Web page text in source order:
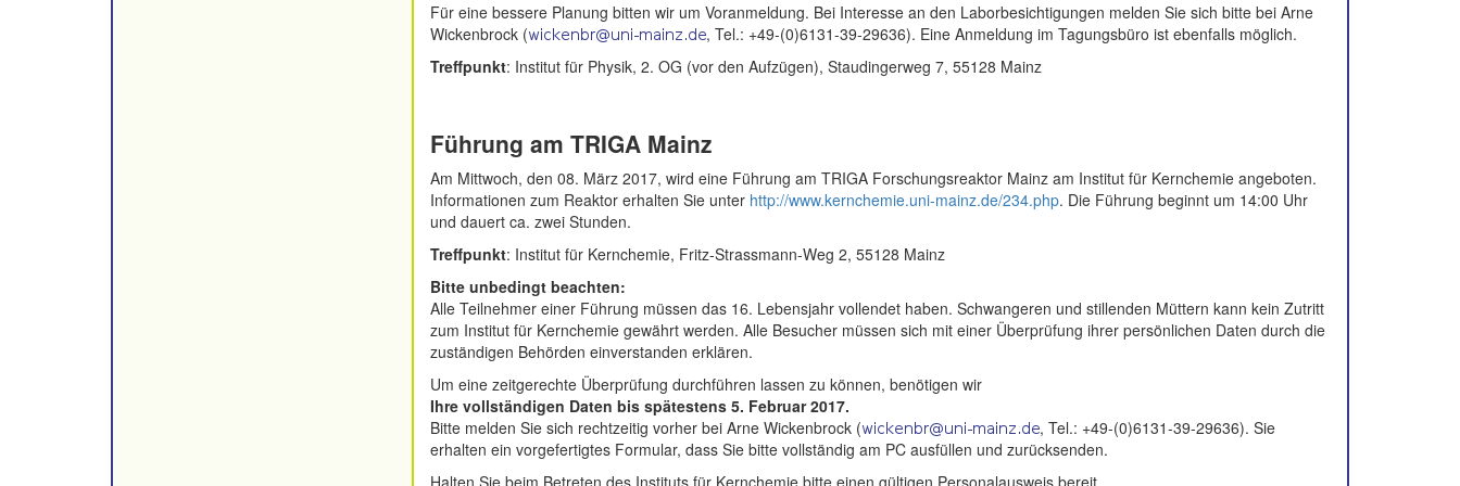
Für eine bessere Planung bitten wir um Voranmeldung. Bei Interesse an den Laborbesichtigungen melden Sie sich bitte bei Arne
Wickenbrock (
, Tel.: +49-(0)6131-39-29636). Eine Anmeldung im Tagungsbüro ist ebenfalls möglich.
Treffpunkt: Institut für Physik, 2. OG (vor den Aufzügen), Staudingerweg 7, 55128 Mainz
Führung am TRIGA Mainz
Am Mittwoch, den 08. März 2017, wird eine Führung am TRIGA Forschungsreaktor Mainz am Institut für Kernchemie angeboten.
Informationen zum Reaktor erhalten Sie unter http://www.kernchemie.uni-mainz.de/234.php. Die Führung beginnt um 14:00 Uhr
und dauert ca. zwei Stunden.
Treffpunkt: Institut für Kernchemie, Fritz-Strassmann-Weg 2, 55128 Mainz
Bitte unbedingt beachten:
Alle Teilnehmer einer Führung müssen das 16. Lebensjahr vollendet haben. Schwangeren und stillenden Müttern kann kein Zutritt
zum Institut für Kernchemie gewährt werden. Alle Besucher müssen sich mit einer Überprüfung ihrer persönlichen Daten durch die
zuständigen Behörden einverstanden erklären.
Um eine zeitgerechte Überprüfung durchführen lassen zu können, benötigen wir
Ihre vollständigen Daten bis spätestens 5. Februar 2017.
Bitte melden Sie sich rechtzeitig vorher bei Arne Wickenbrock (
, Tel.: +49-(0)6131-39-29636). Sie
erhalten ein vorgefertigtes Formular, dass Sie bitte vollständig am PC ausfüllen und zurücksenden.
Halten Sie beim Betreten des Instituts für Kernchemie bitte einen gültigen Personalausweis bereit.